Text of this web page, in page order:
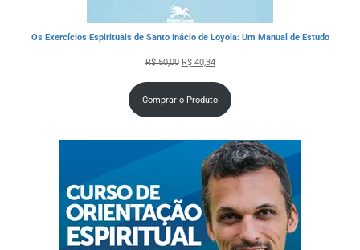
Os Exercícios Espirituais de Santo Inácio de Loyola: Um Manual de Estudo
R$50,00 R$40,34
Comprar o Produto